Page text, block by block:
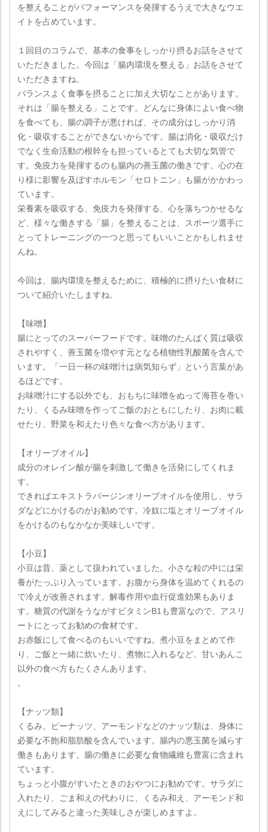
を整えることがパフォーマンスを発揮するうえで大きなウエ
イトを占めています。
１回目のコラムで、基本の食事をしっかり摂るお話をさせて
いただきました。今回は「腸内環境を整える」お話をさせて
いただきますね。
バランスよく食事を摂ることに加え大切なことがあります。
それは「腸を整える」ことです。どんなに身体によい食べ物
を食べても、腸の調子が悪ければ、その成分はしっかり消
化・吸収することができないからです。腸は消化・吸収だけ
でなく生命活動の根幹をも担っているとても大切な気管で
す。免疫力を発揮するのも腸内の善玉菌の働きです。心の在
り様に影響を及ぼすホルモン「セロトニン」も腸がかかわっ
ています。
栄養素を吸収する、免疫力を発揮する、心を落ちつかせるな
ど、様々な働きする「腸」を整えることは、スポーツ選手に
とってトレーニングの一つと思ってもいいことかもしれませ
んね。
今回は、腸内環境を整えるために、積極的に摂りたい食材に
ついて紹介いたしますね。
【味噌】
腸にとってのスーパーフードです。味噌のたんぱく質は吸収
されやすく、善玉菌を増やす元となる植物性乳酸菌を含んで
います。「一日一杯の味噌汁は病気知らず」という言葉があ
るほどです。
お味噌汁にする以外でも、おもちに味噌をぬって海苔を巻い
たり、くるみ味噌を作ってご飯のおともにしたり、お肉に載
せたり、野菜を和えたり色々な食べ方があります。
【オリーブオイル】
成分のオレイン酸が腸を刺激して働きを活発にしてくれま
す。
できればエキストラバージンオリーブオイルを使用し、サラ
ダなどにかけるのがお勧めです。冷奴に塩とオリーブオイル
をかけるのもなかなか美味しいです。
【小豆】
小豆は昔、薬として扱われていました。小さな粒の中には栄
養がたっぷり入っています。お腹から身体を温めてくれるの
で冷えが改善されます。解毒作用や血行促進効果もありま
す。糖質の代謝をうながすビタミンB1も豊富なので、アスリ
ートにとってお勧めの食材です。
お赤飯にして食べるのもいいですね。煮小豆をまとめて作
り、ご飯と一緒に炊いたり、煮物に入れるなど、甘いあんこ
以外の食べ方もたくさんあります。
。
【ナッツ類】
くるみ、ピーナッツ、アーモンドなどのナッツ類は、身体に
必要な不飽和脂肪酸を含んでいます。腸内の悪玉菌を減らす
働きもあります。腸の働きに必要な食物繊維も豊富に含まれ
ています。
ちょっと小腹がすいたときのおやつにお勧めです。サラダに
入れたり、ごま和えの代わりに、くるみ和え、アーモンド和
えにしてみると違った美味しさが楽しめますよ。